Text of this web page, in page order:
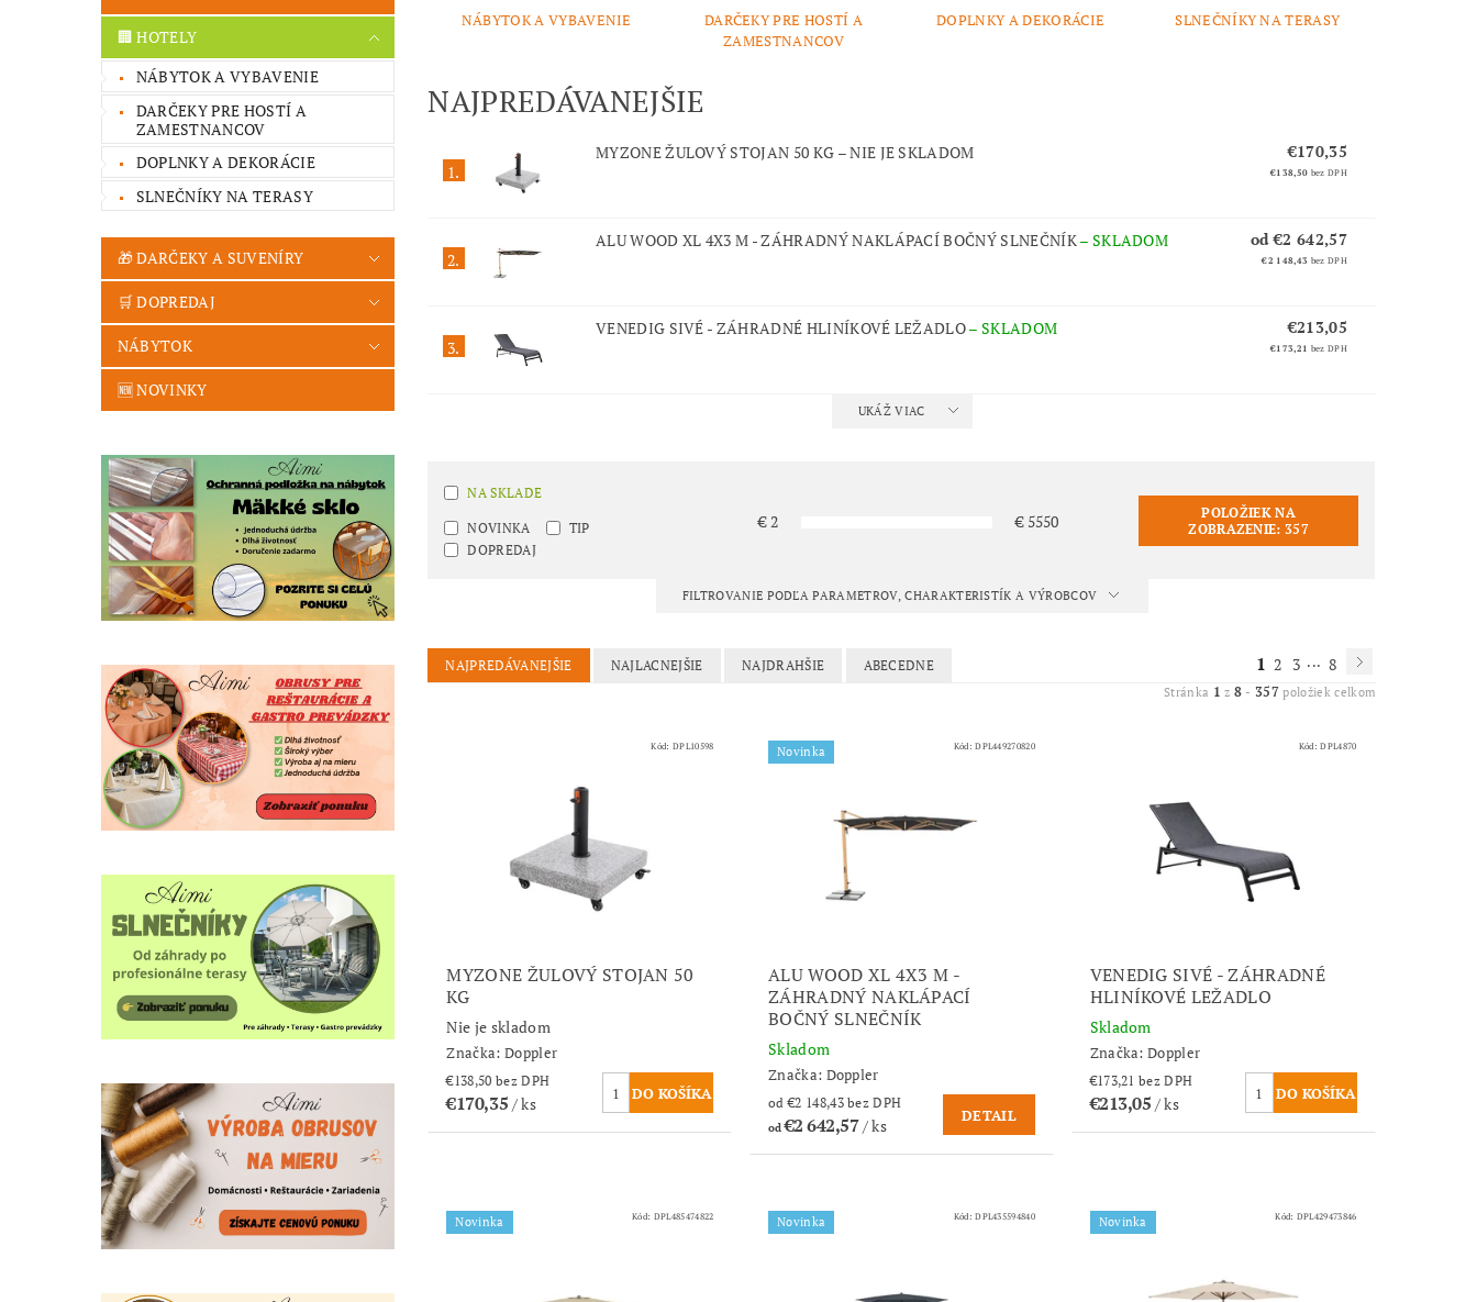
🏢 HOTELY
NÁBYTOK A VYBAVENIE
DARČEKY PRE HOSTÍ A
ZAMESTNANCOV
DOPLNKY A DEKORÁCIE
SLNEČNÍKY NA TERASY
🎁 DARČEKY A SUVENÍRY
🛒 DOPREDAJ
NÁBYTOK
🆕 NOVINKY
NÁBYTOK A VYBAVENIE
DARČEKY PRE HOSTÍ A
ZAMESTNANCOV
DOPLNKY A DEKORÁCIE SLNEČNÍKY NA TERASY
NAJPREDÁVANEJŠIE
1.
MYZONE ŽULOVÝ STOJAN 50 KG –NIE JE SKLADOM €170,35
€138,50 bez DPH
2.
ALU WOOD XL 4X3 M - ZÁHRADNÝ NAKLÁPACÍ BOČNÝ SLNEČNÍK– SKLADOM od €2 642,57
€2 148,43 bez DPH
3.
VENEDIG SIVÉ - ZÁHRADNÉ HLINÍKOVÉ LEŽADLO–SKLADOM €213,05
€173,21 bez DPH
UKÁŽ VIAC
NA SKLADE
NOVINKA
TIP
DOPREDAJ
€2 € 5550
POLOŽIEK NA
ZOBRAZENIE:357
FILTROVANIE PODĽA PARAMETROV, CHARAKTERISTÍK A VÝROBCOV
NAJPREDÁVANEJŠIE NAJLACNEJŠIE NAJDRAHŠIE ABECEDNE 1 2 3 ... 8
Stránka 1 z 8 -357 položiek celkom
Kód: DPL10598
MYZONE ŽULOVÝ STOJAN 50
KG
Nie je skladom
Značka: Doppler
€138,50 bez DPH
€170,35 / ks
Novinka Kód:DPL449270820
ALU WOOD XL 4X3 M -
ZÁHRADNÝ NAKLÁPACÍ
BOČNÝ SLNEČNÍK
Skladom
Značka: Doppler
od €2 148,43 bez DPH
od€2 642,57/ ks
DETAIL
Kód:DPL4870
VENEDIG SIVÉ - ZÁHRADNÉ
HLINÍKOVÉ LEŽADLO
Skladom
Značka:Doppler
€173,21 bez DPH
€213,05 / ks
Novinka Kód: DPL485474822 Novinka Kód:DPL435594840 Novinka Kód: DPL429473846